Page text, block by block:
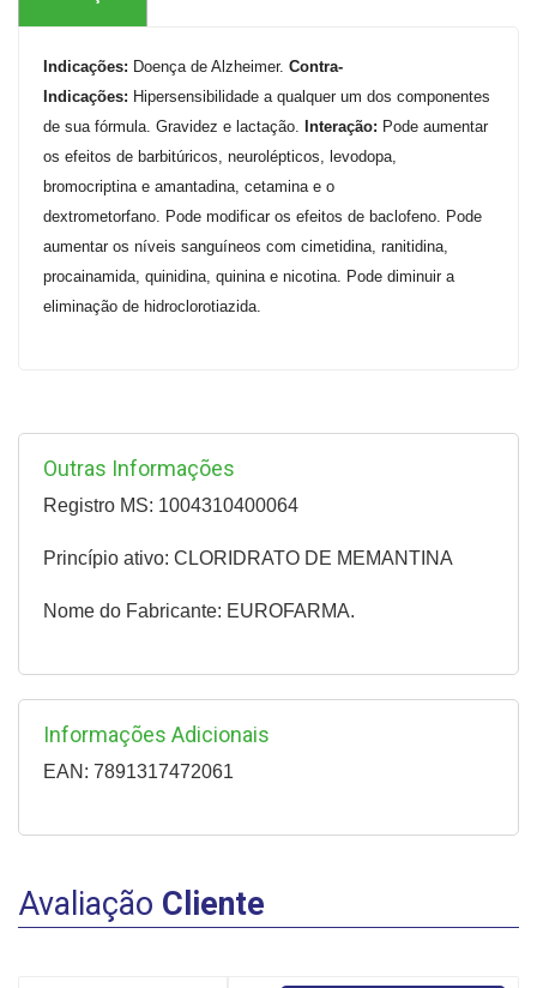
Indicações: Doença de Alzheimer. Contra-
Indicações: Hipersensibilidade a qualquer um dos componentes
de sua fórmula. Gravidez e lactação. Interação: Pode aumentar
os efeitos de barbitúricos, neurolépticos, levodopa,
bromocriptina e amantadina, cetamina e o
dextrometorfano.
Pode modificar os efeitos de baclofeno. Pode
aumentar os níveis sanguíneos com cimetidina, ranitidina,
procainamida, quinidina, quinina e nicotina. Pode diminuir a
eliminação de hidroclorotiazida.
Outras Informações
Registro MS: 1004310400064
Princípio ativo: CLORIDRATO DE MEMANTINA
Nome do Fabricante: EUROFARMA.
Informações Adicionais
EAN: 7891317472061
Avaliação Cliente